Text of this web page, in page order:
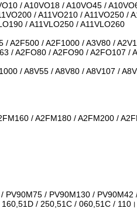
/ A10VO18 / A10VO45 /
/ A11VO210 / A11VO250 /
/ A11VLO250 / A11VLO260
A2F500 / A2F1000 / A3V80 /
/ A2FO80 / A2FO90 / A2FO107
/ A8V55 / A8V80 / A8V107 /
/ A2FM180 / A2FM200 /
/ PV90M130 /
/ 250,51C / 060,51C / 110।